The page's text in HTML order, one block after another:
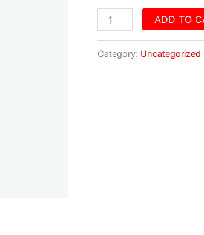
ADD TO
Category: Uncategorized